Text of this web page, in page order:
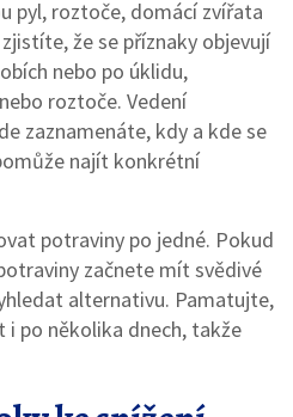
pyl, roztoče, domácí zvířata
že se příznaky objevují
nebo po úklidu,
roztoče. Vedení
zaznamenáte, kdy a kde se
najít konkrétní
potraviny po jedné. Pokud
začnete mít svědivé
alternativu. Pamatujte,
i po několika dnech, takže